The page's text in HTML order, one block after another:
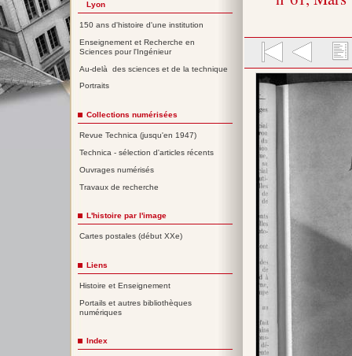
Lyon
150 ans d'histoire d'une institution
Enseignement et Recherche en
Sciences pour l'Ingénieur
Au-delà des sciences et de la technique
Portraits
Collections numérisées
Revue Technica (jusqu'en 1947)
Technica - sélection d'articles récents
Ouvrages numérisés
Travaux de recherche
L'histoire par l'image
Cartes postales (début XXe)
Liens
Histoire et Enseignement
Portails et autres bibliothèques
numériques
Index